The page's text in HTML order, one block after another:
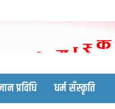
site
प्रविधि धर्म सँस्कृति